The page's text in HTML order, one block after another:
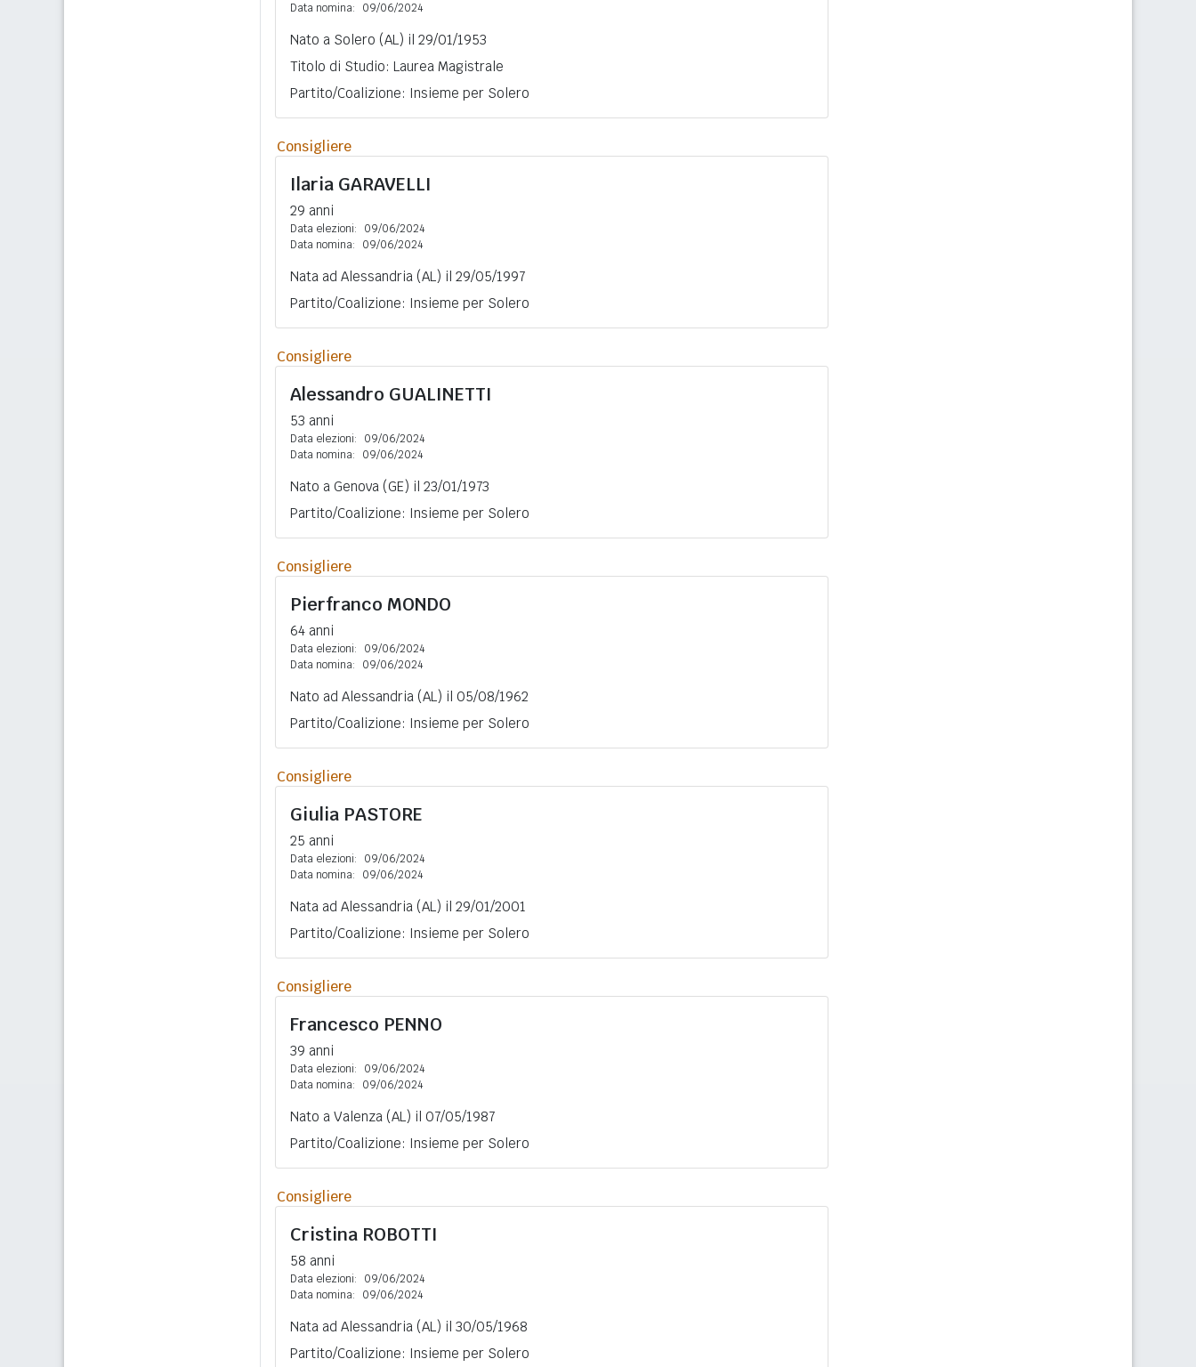
Data nomina:
09/06/2024
Nato a Solero (AL) il 29/01/1953
Titolo di Studio: Laurea Magistrale
Partito/Coalizione: Insieme per Solero
Consigliere
Ilaria GARAVELLI
29 anni
Data elezioni:
09/06/2024
Data nomina:
09/06/2024
Nata ad Alessandria (AL) il 29/05/1997
Partito/Coalizione: Insieme per Solero
Consigliere
Alessandro GUALINETTI
53 anni
Data elezioni:
09/06/2024
Data nomina:
09/06/2024
Nato a Genova (GE) il 23/01/1973
Partito/Coalizione: Insieme per Solero
Consigliere
Pierfranco MONDO
64 anni
Data elezioni:
09/06/2024
Data nomina:
09/06/2024
Nato ad Alessandria (AL) il 05/08/1962
Partito/Coalizione: Insieme per Solero
Consigliere
Giulia PASTORE
25 anni
Data elezioni:
09/06/2024
Data nomina:
09/06/2024
Nata ad Alessandria (AL) il 29/01/2001
Partito/Coalizione: Insieme per Solero
Consigliere
Francesco PENNO
39 anni
Data elezioni:
09/06/2024
Data nomina:
09/06/2024
Nato a Valenza (AL) il 07/05/1987
Partito/Coalizione: Insieme per Solero
Consigliere
Cristina ROBOTTI
58 anni
Data elezioni:
09/06/2024
Data nomina:
09/06/2024
Nata ad Alessandria (AL) il 30/05/1968
Partito/Coalizione: Insieme per Solero